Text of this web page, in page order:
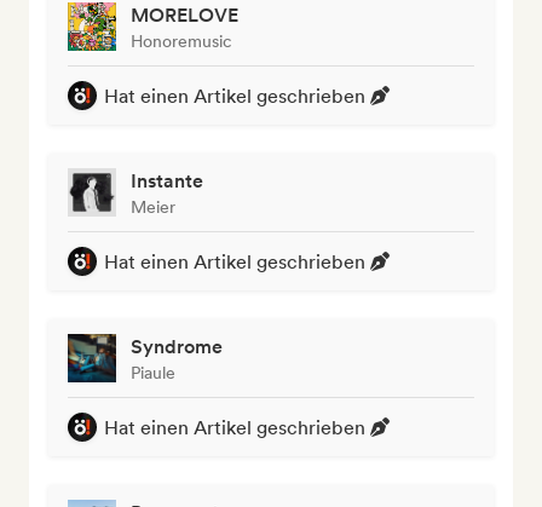
MORELOVE
Honoremusic
Hat einen Artikel geschrieben
Instante
Meier
Hat einen Artikel geschrieben
Syndrome
Piaule
Hat einen Artikel geschrieben